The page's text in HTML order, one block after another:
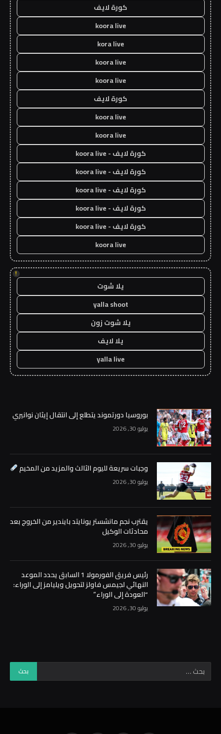
كورة لايف
koora live
kora live
koora live
koora live
كورة لايف
koora live
koora live
كورة لايف - koora live
كورة لايف - koora live
كورة لايف - koora live
كورة لايف - koora live
كورة لايف - koora live
koora live
!
يلا شوت
yalla shoot
يلا شوت زون
يلا لايف
yalla live
بوروسيا دورتموند يتطلع إلى انتقال إيثان نوانيري
يوليو 30, 2026
وجبات سريعة لليوم الثالث والمزيد من المخيم
يوليو 30, 2026
يقترب نجم مانشستر يونايتد بايندير من الخروج بعد
محادثات الوكيل
يوليو 30, 2026
رئيس فريق الفورمولا 1 السابق يحدد الموعد
النهائي لجيمس فاولز لتحويل ويليامز إلى الوراء:
“العودة إلى الوراء”
يوليو 30, 2026